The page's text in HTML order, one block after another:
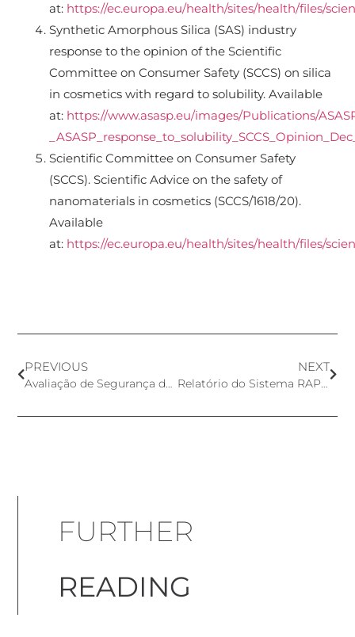
at: https://ec.europa.eu/health/sites/health/files/
Synthetic Amorphous Silica (SAS) industry
response to the opinion of the Scientific
Committee on Consumer Safety (SCCS) on silica
in cosmetics with regard to solubility. Available
at: https://www.asasp.eu/images/Publications/
Scientific Committee on Consumer Safety
(SCCS). Scientific Advice on the safety of
nanomaterials in cosmetics (SCCS/1618/20).
Available
at: https://ec.europa.eu/health/sites/health/files/
PREVIOUS
Avaliação de Segurança do Talco pela Health Canada
NEXT
Relatório do Sistema RAPEX 2020
FURTHER
READING